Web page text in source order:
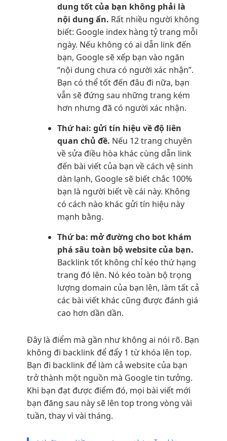
dung tốt của bạn không phải là
nội dung ẩn. Rất nhiều người không
biết: Google index hàng tỷ trang mỗi
ngày. Nếu không có ai dẫn link đến
bạn, Google sẽ xếp bạn vào ngăn
“nội dung chưa có người xác nhận”.
Bạn có thể tốt đến đâu đi nữa, bạn
vẫn sẽ đứng sau những trang kém
hơn nhưng đã có người xác nhận.
Thứ hai: gửi tín hiệu về độ liên
quan chủ đề. Nếu 12 trang chuyên
về sửa điều hòa khác cùng dẫn link
đến bài viết của bạn về cách vệ sinh
dàn lạnh, Google sẽ biết chắc 100%
bạn là người biết về cái này. Không
có cách nào khác gửi tín hiệu này
mạnh bằng.
Thứ ba: mở đường cho bot khám
phá sâu toàn bộ website của bạn.
Backlink tốt không chỉ kéo thứ hạng
trang đó lên. Nó kéo toàn bộ trọng
lượng domain của bạn lên, làm tất cả
các bài viết khác cũng được đánh giá
cao hơn dần dần.
Đây là điểm mà gần như không ai nói rõ. Bạn
không đi backlink để đẩy 1 từ khóa lên top.
Bạn đi backlink để làm cả website của bạn
trở thành một nguồn mà Google tin tưởng.
Khi bạn đạt được điểm đó, mọi bài viết mới
bạn đăng sau này sẽ lên top trong vòng vài
tuần, thay vì vài tháng.